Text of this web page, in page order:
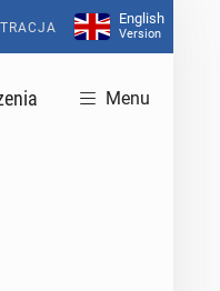
English
Version
Menu